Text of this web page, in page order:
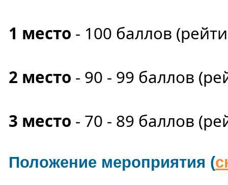
1 место - 100 баллов
2 место - 90 - 99 баллов
3 место - 70 - 89 баллов
Положение мероприятия (